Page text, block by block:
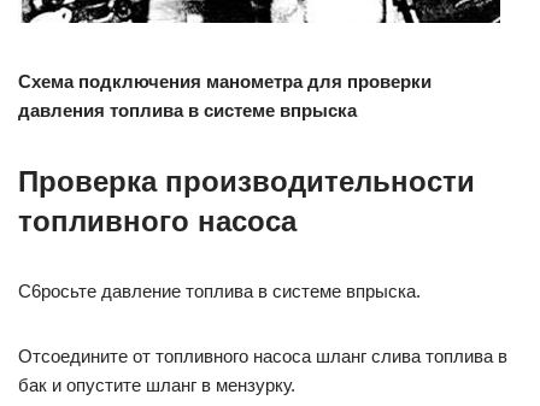
Схема подключения манометра для проверки
давления топлива в системе впрыска
Проверка производительности
топливного насоса
С6росьте давление топлива в системе впрыска.
Отсоедините от топливного насоса шланг слива топлива в
бак и опустите шланг в мензурку.